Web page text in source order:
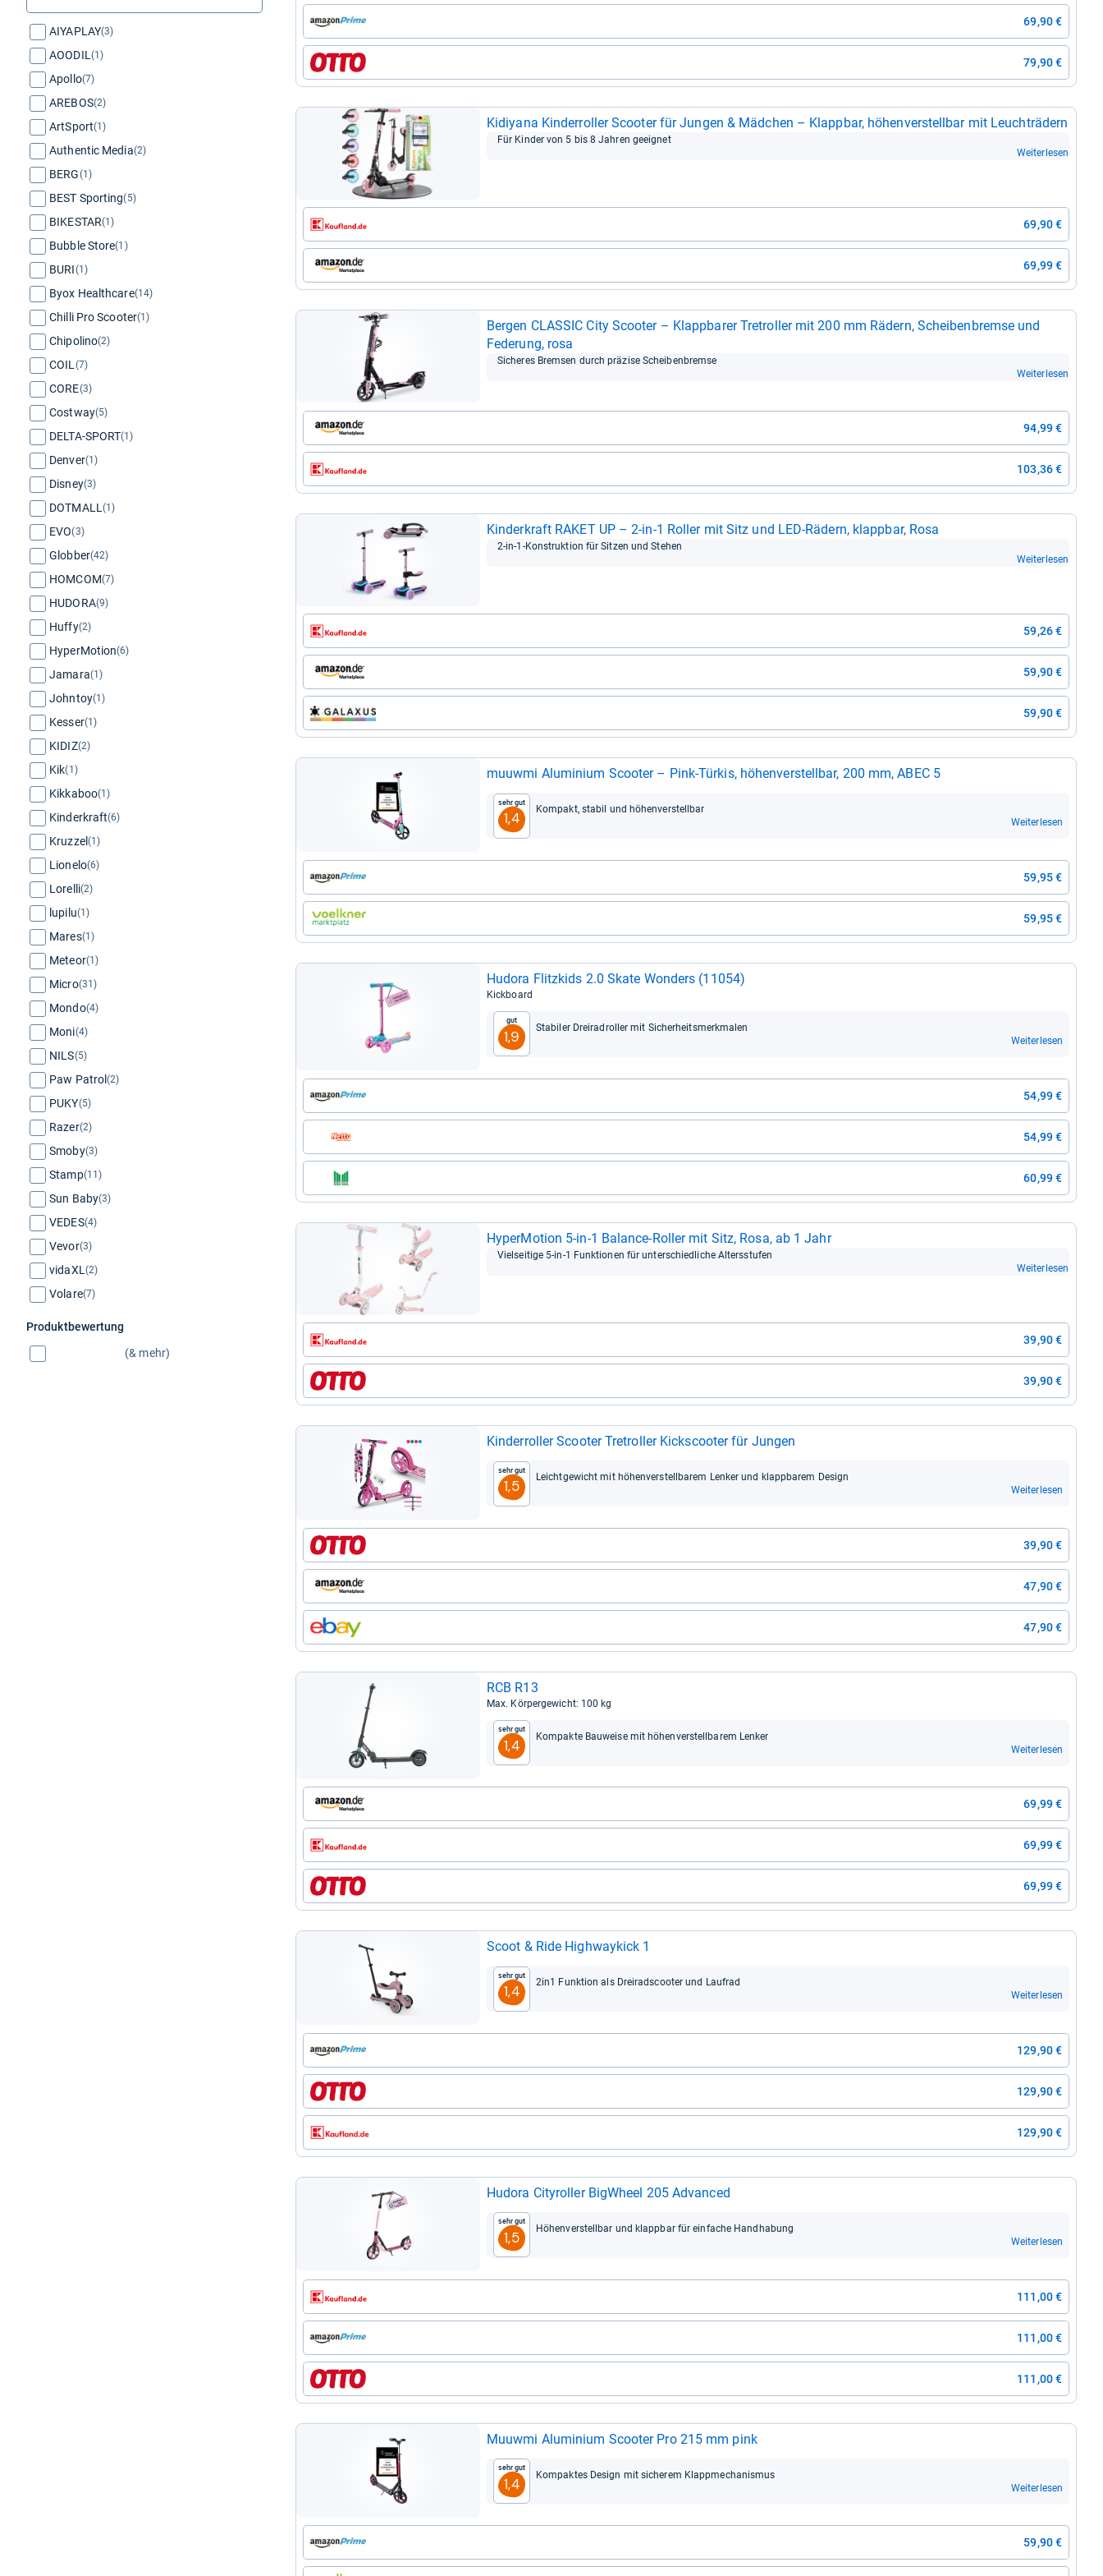
AIYAPLAY(3)
AOODIL (1)
Apollo(7)
AREBOS(2)
ArtSport(1)
Authentic Media(2)
BERG(1)
BEST Sporting(5)
BIKESTAR(1)
Bubble Store(1)
BURI(1)
Byox Healthcare(14)
Chilli Pro Scooter(1)
Chipolino(2)
COIL (7)
CORE(3)
Costway(5)
DELTA-SPORT(1)
Denver(1)
Disney(3)
DOTMALL (1)
EVO(3)
Globber(42)
HOMCOM(7)
HUDORA(9)
Huffy(2)
HyperMotion(6)
Jamara(1)
Johntoy(1)
Kesser(1)
KIDIZ(2)
Kik(1)
Kikkaboo(1)
Kinderkraft(6)
Kruzzel (1)
Lionelo(6)
Lorelli(2)
lupilu(1)
Mares(1)
Meteor(1)
Micro(31)
Mondo(4)
Moni(4)
NILS(5)
Paw Patrol(2)
PUKY(5)
Razer(2)
Smoby(3)
Stamp(11)
Sun Baby(3)
VEDES(4)
Vevor(3)
vidaXL (2)
Volare(7)
Produktbewertung
(& mehr)
69,90 €
79,90 €
Kidiyana Kin­der­rol­ler Scoo­ter für Jun­gen & Mäd­chen – Klapp­bar, höhen­ver­stell­bar mit Leuchträ­dern
Für Kin­der von 5 bis 8 Jah­ren geeig­net
Weiterlesen
69,90 €
69,99 €
Ber­gen CLAS­SIC City Scoo­ter – Klapp­ba­rer Tret­rol­ler mit 200 mm Rädern, Schei­ben­bremse und
Fede­rung, rosa
Siche­res Brem­sen durch prä­zise Schei­ben­bremse
Weiterlesen
94,99 €
103,36 €
Kin­der­kraft RAKET UP – 2-​in-​1 Rol­ler mit Sitz und LED-​Rädern, klapp­bar, Rosa
2-​in-​1-​Kon­struk­tion für Sit­zen und Ste­hen
Weiterlesen
59,26 €
59,90 €
59,90 €
muu­wmi Alu­mi­nium Scoo­ter – Pink-​Tür­kis, höhen­ver­stell­bar, 200 mm, ABEC 5
Sehr gut
1,4
Kom­pakt, sta­bil und höhen­ver­stell­bar
Weiterlesen
59,95 €
59,95 €
Hudora Flitz­kids 2.0 Skate Won­ders (11054)
Kickboard
Gut
1,9
Sta­bi­ler Drei­radrol­ler mit Sicher­heits­merk­ma­len
Weiterlesen
54,99 €
54,99 €
60,99 €
Hyper­Mo­tion 5-​in-​1 Balance-​Rol­ler mit Sitz, Rosa, ab 1 Jahr
Viel­sei­tige 5-​in-​1 Funk­tio­nen für unter­schied­li­che Alter­s­stu­fen
Weiterlesen
39,90 €
39,90 €
Kin­der­rol­ler Scoo­ter Tret­rol­ler Kicks­coo­ter für Jun­gen
Sehr gut
1,5
Leicht­ge­wicht mit höhen­ver­stell­ba­rem Len­ker und klapp­ba­rem Design
Weiterlesen
39,90 €
47,90 €
47,90 €
RCB R13
Max. Kör­per­ge­wicht: 100 kg
Sehr gut
1,4
Kom­pakte Bau­weise mit höhen­ver­stell­ba­rem Len­ker
Weiterlesen
69,99 €
69,99 €
69,99 €
Scoot & Ride Highway­kick 1
Sehr gut
1,4
2in1 Funk­tion als Drei­rads­coo­ter und Lauf­rad
Weiterlesen
129,90 €
129,90 €
129,90 €
Hudora City­rol­ler Big­Wheel 205 Advan­ced
Sehr gut
1,5
Höhen­ver­stell­bar und klapp­bar für ein­fa­che Hand­ha­bung
Weiterlesen
111,00 €
111,00 €
111,00 €
Muu­wmi Alu­mi­nium Scoo­ter Pro 215 mm pink
Sehr gut
1,4
Kom­pak­tes Design mit siche­rem Klapp­me­cha­nis­mus
Weiterlesen
59,90 €